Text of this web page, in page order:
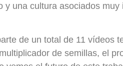
y una cultura asociados
de un total de 11 vídeos
de semillas, el